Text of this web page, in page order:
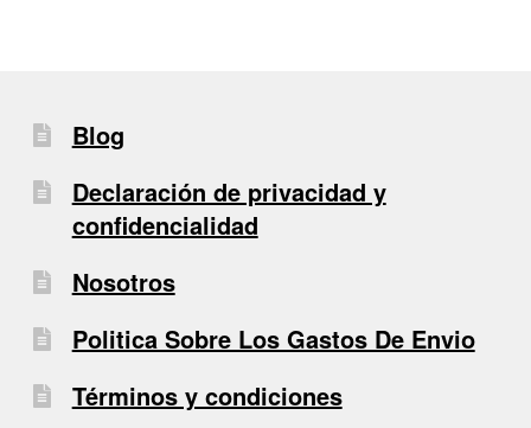
Blog
Declaración de privacidad y
confidencialidad
Nosotros
Politica Sobre Los Gastos De Envio
Términos y condiciones